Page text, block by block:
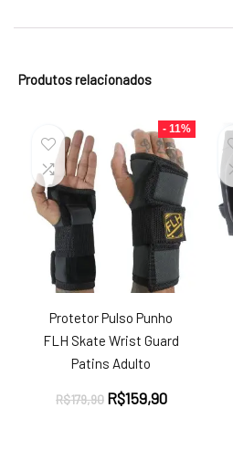
Produtos relacionados
- 11%
Protetor Pulso Punho
FLH Skate Wrist Guard
Patins Adulto
R$179,90 O
R$159,90O